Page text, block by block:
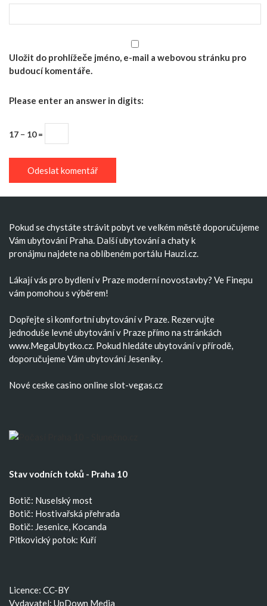
Uložit do prohlížeče jméno, e-mail a webovou stránku pro
budoucí komentáře.
Please enter an answer in digits:
17 − 10 =
Pokud se chystáte strávit pobyt ve velkém městě doporučujeme
Vám ubytování Praha. Dalšíubytovánía chaty k
pronájmu najdete na oblíbeném portálu Hauzi.cz.
Lákají vás pro bydlení v Praze modernínovostavby? Ve Finepu
vám pomohou s výběrem!
Dopřejte si komfortníubytování v Praze. Rezervujte
jednoduše levné ubytování v Prazepřímo na stránkách
www.MegaUbytko.cz. Pokud hledáte ubytování v přírodě,
doporučujeme Vám ubytování Jeseníky.
Nové ceske casino online slot-vegas.cz
Stav vodních toků - Praha 10
Botič: Nuselský most
Botič: Hostivařská přehrada
Botič: Jesenice, Kocanda
Pitkovický potok: Kuří
Licence: CC-BY
Vydavatel: UpDown Media